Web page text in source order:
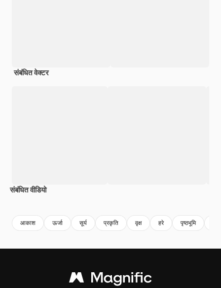
संबंधित वेक्टर
संबंधित वीडियो
आकाश ऊर्जा सूर्य प्रकृति वृक्ष हरे पृष्ठभूमि